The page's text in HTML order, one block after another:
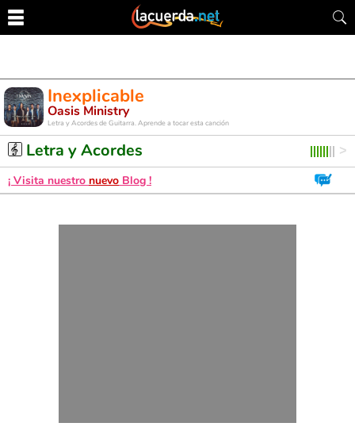
Inexplicable
Oasis Ministry
Letra y Acordes de Guitarra. Aprende a tocar esta canción
Letra y Acordes
¡ Visita nuestro nuevo Blog !